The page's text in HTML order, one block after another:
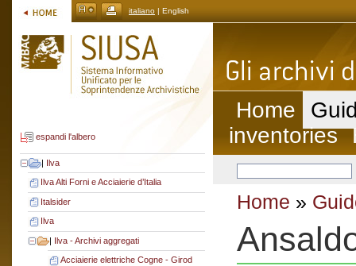
italiano | English
espandi l'albero
| Ilva
Ilva Alti Forni e Acciaierie d’Italia
Italsider
Ilva
| Ilva - Archivi aggregati
Acciaierie elettriche Cogne - Girod
Home
inventories
Home »